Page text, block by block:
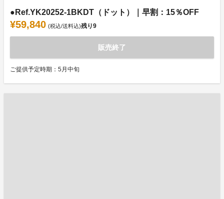
●Ref.YK20252-1BKDT（ドット）｜早割：15％OFF
¥59,840 (税込/送料込)残り9
販売終了
ご提供予定時期：5月中旬